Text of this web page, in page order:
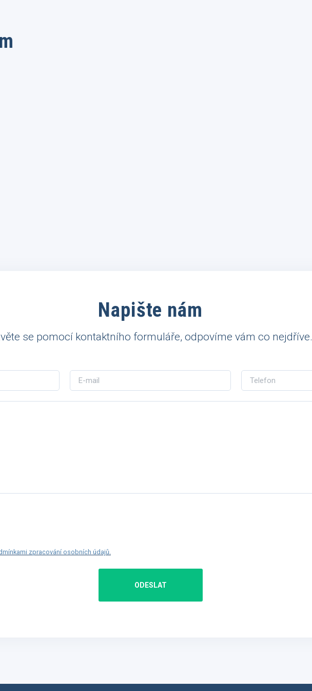
Napište nám
se pomocí kontaktního formuláře, odpovíme vám co nejdříve.
zpracování osobních údajů.
ODESLAT